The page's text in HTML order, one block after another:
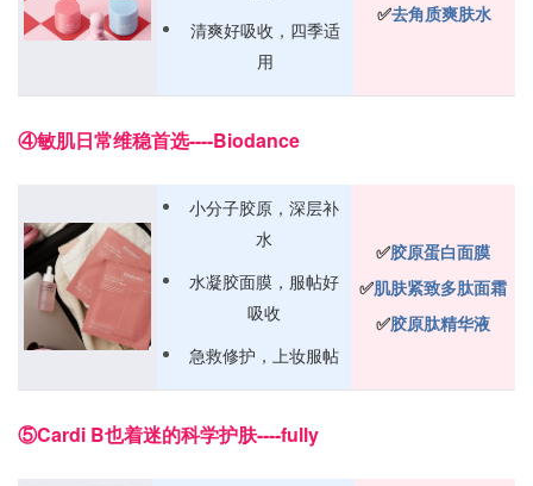
清爽好吸收，四季适
用
✅️去角质爽肤水
④敏肌日常维稳首选----Biodance
小分子胶原，深层补
水
水凝胶面膜，服帖好
吸收
急救修护，上妆服帖
✅️胶原蛋白面膜
✅️肌肤紧致多肽面霜
✅️胶原肽精华液
⑤Cardi B也着迷的科学护肤----fully